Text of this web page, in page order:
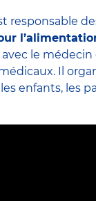
responsable
le médecin
Il
enfants, les